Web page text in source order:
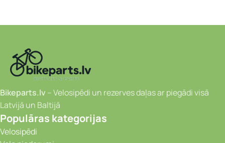
Bikeparts.lv – Velosipēdi un rezerves daļas ar piegādi visā
Latvijā un Baltijā
Populāras kategorijas
Velosipēdi